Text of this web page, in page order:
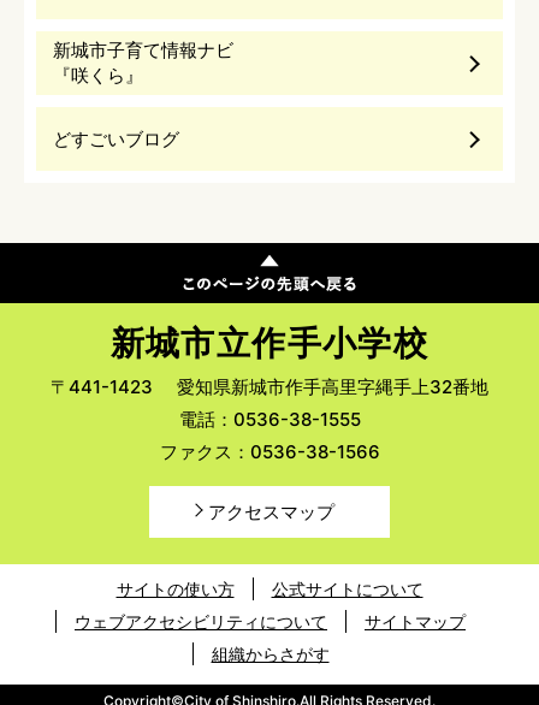
新城市子育て情報ナビ
『咲くら』
どすごいブログ
サイトの使い方
公式サイトについて
ウェブアクセシビリティについて
サイトマップ
組織からさがす
新城市立作手小学校
〒441-1423
愛知県新城市作手高里字縄手上32番地
電話：0536-38-1555
ファクス：0536-38-1566
アクセスマップ
Copyright©City of Shinshiro.All Rights Reserved.